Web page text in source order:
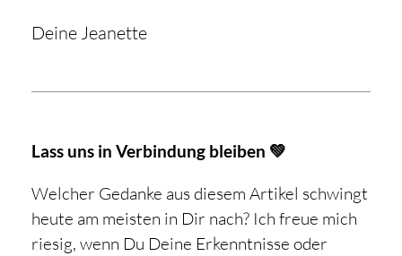
Deine Jeanette
Lass uns in Verbindung bleiben 💚
Welcher Gedanke aus diesem Artikel schwingt
heute am meisten in Dir nach? Ich freue mich
riesig, wenn Du Deine Erkenntnisse oder